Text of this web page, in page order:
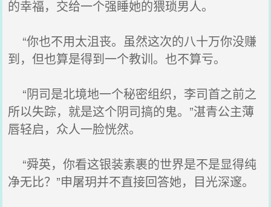
的幸福，交给一个强睡她的猥琐男人。
“你也不用太沮丧。虽然这次的八十万你没赚
到，但也算是得到一个教训。也不算亏。
“阴司是北境地一个秘密组织，李司首之前之
所以失踪，就是这个阴司搞的鬼。”湛青公主薄
唇轻启，众人一脸恍然。
“舜英，你看这银装素裹的世界是不是显得纯
净无比？”申屠玥并不直接回答她，目光深邃。